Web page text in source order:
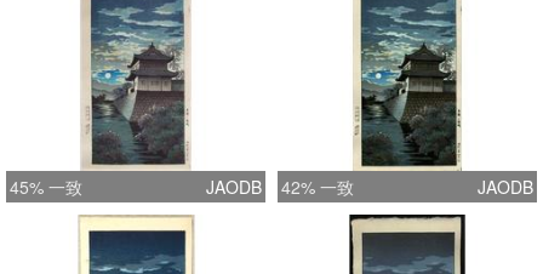
45% 一致 JAODB 42% 一致 JAODB